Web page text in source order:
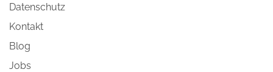
Datenschutz
Kontakt
Blog
Jobs